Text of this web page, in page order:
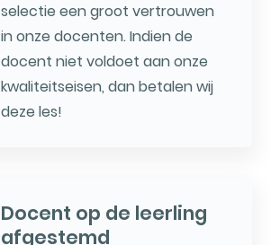
selectie een groot vertrouwen
in onze docenten. Indien de
docent niet voldoet aan onze
kwaliteitseisen, dan betalen wij
deze les!
Docent op de leerling
afgestemd